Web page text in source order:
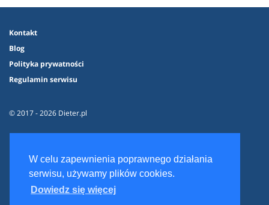
W celu zapewnienia poprawnego działania
serwisu, używamy plików cookies.
Dowiedz się więcej
Kontakt
Blog
Polityka prywatności
Regulamin serwisu
© 2017 - 2026 Dieter.pl